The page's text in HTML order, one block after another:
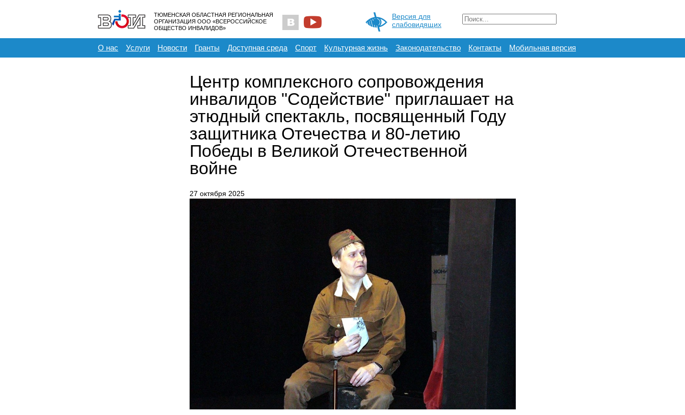
ТЮМЕНСКАЯ ОБЛАСТНАЯ РЕГИОНАЛЬНАЯ
ОРГАНИЗАЦИЯ ООО «ВСЕРОССИЙСКОЕ
ОБЩЕСТВО ИНВАЛИДОВ»
Версия для
слабовидящих
О нас Услуги Новости Гранты Доступная среда Спорт Культурная жизнь Законодательство Контакты Мобильная версия
Центр комплексного сопровождения
инвалидов "Содействие" приглашает на
этюдный спектакль, посвященный Году
защитника Отечества и 80-летию
Победы в Великой Отечественной
войне
27 октября 2025